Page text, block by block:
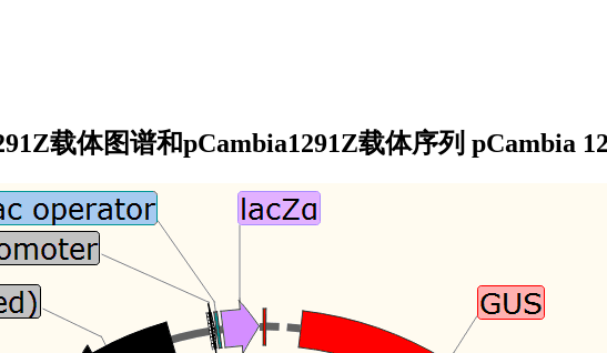
载体图谱和pCambia1291Z载体序列 pCambia